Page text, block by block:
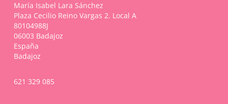
María Isabel Lara Sánchez
Plaza Cecilio Reino Vargas 2. Local A
80104988J
06003 Badajoz
España
Badajoz
621 329 085